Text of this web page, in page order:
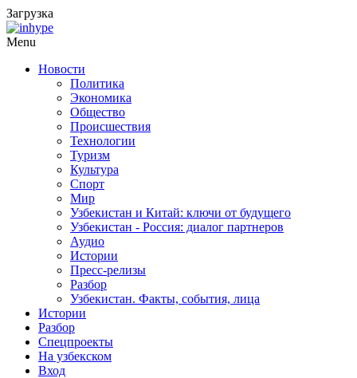
Загрузка
Menu
Новости
Политика
Экономика
Общество
Происшествия
Технологии
Туризм
Культура
Спорт
Мир
Узбекистан и Китай: ключи от будущего
Узбекистан - Россия: диалог партнеров
Аудио
Истории
Пресс-релизы
Разбор
Узбекистан. Факты, события, лица
Истории
Разбор
Спецпроекты
На узбекском
Вход